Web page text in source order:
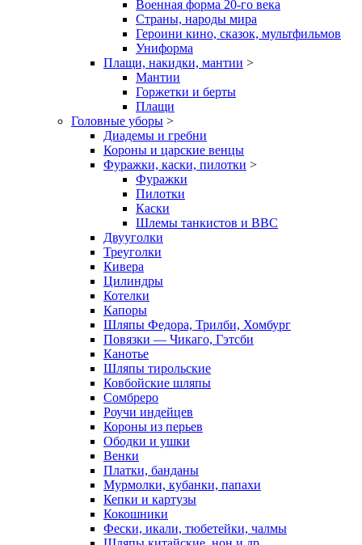
Военная форма 20-го века
Страны, народы мира
Героини кино, сказок, мультфильмов
Униформа
Плащи, накидки, мантии >
Мантии
Горжетки и берты
Плащи
Головные уборы >
Диадемы и гребни
Короны и царские венцы
Фуражки, каски, пилотки >
Фуражки
Пилотки
Каски
Шлемы танкистов и ВВС
Двууголки
Треуголки
Кивера
Цилиндры
Котелки
Капоры
Шляпы Федора, Трилби, Хомбург
Повязки — Чикаго, Гэтсби
Канотье
Шляпы тирольские
Ковбойские шляпы
Сомбреро
Роучи индейцев
Короны из перьев
Ободки и ушки
Венки
Платки, банданы
Мурмолки, кубанки, папахи
Кепки и картузы
Кокошники
Фески, икали, тюбетейки, чалмы